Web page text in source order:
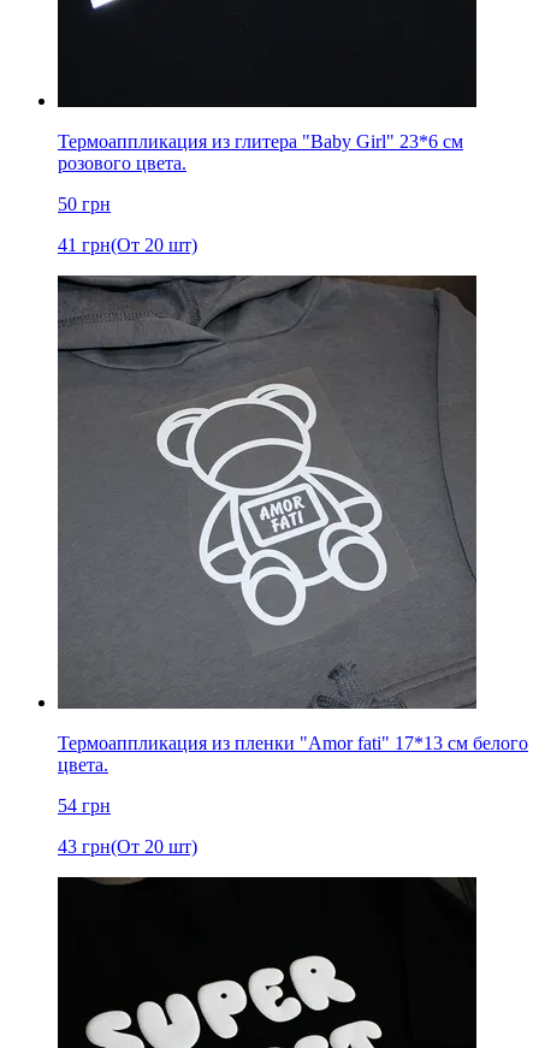
Термоаппликация из глитера "Baby Girl" 23*6 см
розового цвета.
50 грн
41 грн(От 20 шт)
Термоаппликация из пленки "Amor fati" 17*13 см белого
цвета.
54 грн
43 грн(От 20 шт)